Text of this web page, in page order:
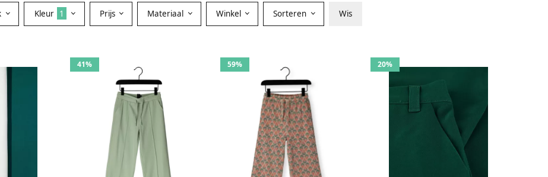
Kleur 1 Prijs Materiaal Winkel Sorteren Wis
41% 59% 20%